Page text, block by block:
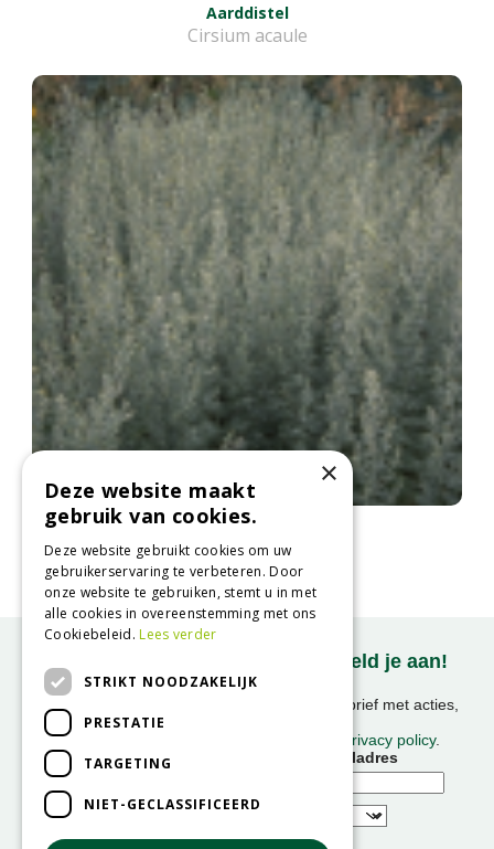
Aarddistel
Cirsium acaule
Absintalsem
Artemisia absinthium
Onze nieuwsbrief ontvangen? Meld je aan!
Ontvang ongeveer 1x per week onze nieuwsbrief met acties,
We slaan uw gegevens op conform onze
privacy policy.
Voornaam
E-mailadres
×
Deze website maakt
gebruik van cookies.
Deze website gebruikt cookies om uw
gebruikerservaring te verbeteren. Door
onze website te gebruiken, stemt u in met
alle cookies in overeenstemming met ons
Cookiebeleid.Lees verder
STRIKT NOODZAKELIJK
PRESTATIE
TARGETING
NIET-GECLASSIFICEERD